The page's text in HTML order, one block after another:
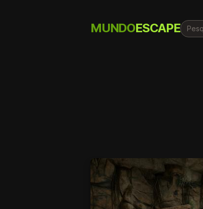
MUNDOESCAPE